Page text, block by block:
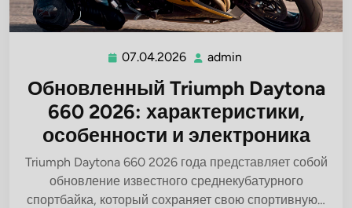
07.04.2026 07.04.2026
admin
Обновленный Triumph Daytona
660 2026: характеристики,
особенности и электроника
Triumph Daytona 660 2026 года представляет собой
обновление известного среднекубатурного
спортбайка, который сохраняет свою спортивную…